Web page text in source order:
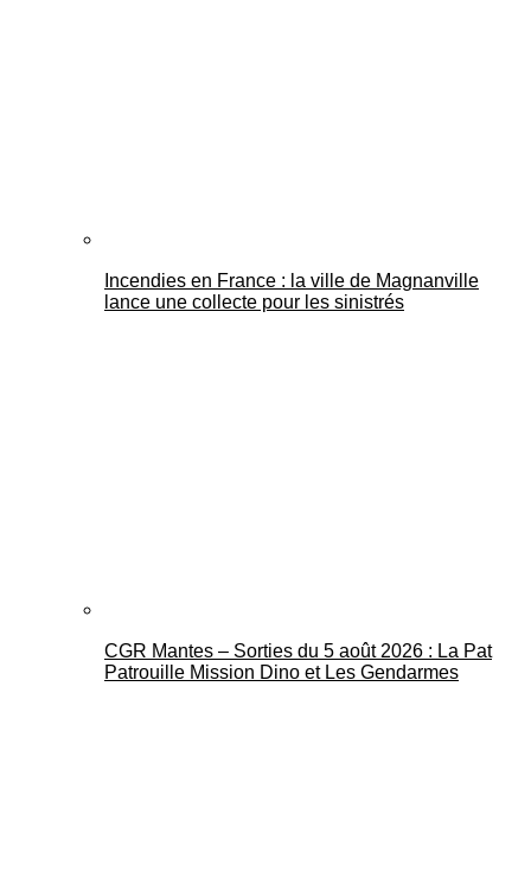
Mantes Actu
Incendies en France : la ville de Magnanville
lance une collecte pour les sinistrés
CGR Mantes – Sorties du 5 août 2026 : La Pat
Patrouille Mission Dino et Les Gendarmes